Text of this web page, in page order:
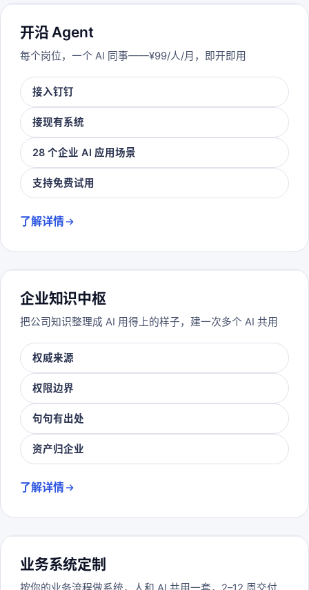
开沿 Agent
每个岗位，一个 AI 同事——¥99/人/月，即开即用
接入钉钉
接现有系统
28 个企业 AI 应用场景
支持免费试用
了解详情
企业知识中枢
把公司知识整理成 AI 用得上的样子，建一次多个 AI 共用
权威来源
权限边界
句句有出处
资产归企业
了解详情
业务系统定制